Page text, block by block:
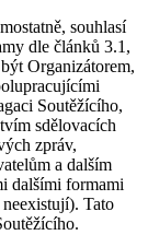
souhlasí
dle článků 3.1,
Organizátorem,
Soutěžícího,
sdělovacích
zpráv,
a dalším
dalšími formami
Tato